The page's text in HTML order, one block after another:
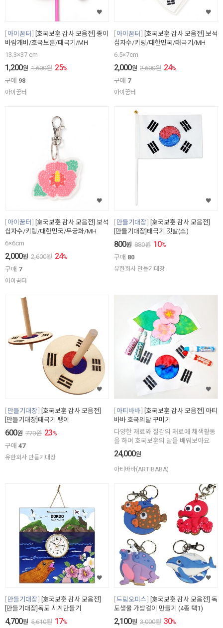
아이꿈터
[호국보훈 감사 모음전] 종이
바람개비/호국보훈/태극기/MH
13.3×37 cm
1,200원 1,600원 25%
구매 98
아이꿈터
아이꿈터
[호국보훈 감사 모음전] 보석
십자수/키링/대한민국/태극기/MH
6.5×7cm
2,000원 2,600원 24%
구매 7
아이꿈터
아이꿈터
[호국보훈 감사 모음전] 보석
십자수/키링/대한민국/무궁화/MH
6×6cm
2,000원 2,600원 24%
구매 7
아이꿈터
만들기대장
[호국보훈 감사 모음전]
[만들기대장]태극기 깃발(소)
800원 880원 10%
구매 80
유한회사 만들기대장
만들기대장
[호국보훈 감사 모음전]
[만들기대장]태극기 팽이
600원 770원 23%
구매 47
유한회사 만들기대장
아티바바
[호국보훈 감사 모음전] 아티
바바 호국의달 꾸미기
다양한 재료와 질감의 재료에 채색활동
을 하며 호국보훈의 달을 배워보아요
24,000원
아티바바(ARTIBABA)
만들기대장
[호국보훈 감사 모음전]
[만들기대장]독도 시계만들기
4,700원 5,610원 17%
드림오피스
[호국보훈 감사 모음전] 독
도생물 가방걸이 만들기 (4종 택1)
2,100원 3,000원 30%